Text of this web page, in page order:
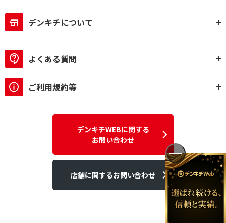
デンキチについて
よくある質問
ご利用規約等
デンキチWEBに関する
お問い合わせ
店舗に関するお問い合わせ